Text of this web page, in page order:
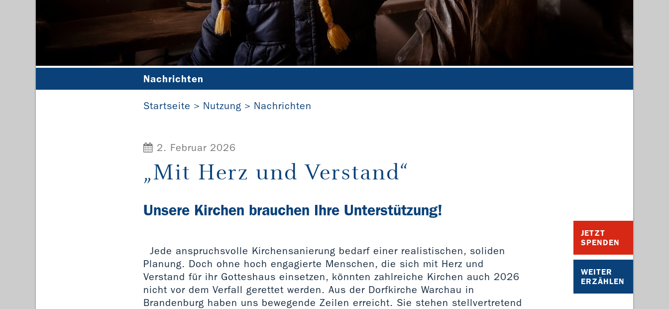
Auf Tuchfühlung beim ehrenamtlichen Arbeitseinsatz in der Dorfkirche Warchau
JETZT
SPENDEN
WEITER
ERZÄHLEN
Nachrichten
Startseite Nutzung Nachrichten
2. Februar 2026
„Mit Herz und Verstand“
Unsere Kirchen brauchen Ihre Unterstützung!
Jede anspruchsvolle Kirchensanierung bedarf einer realistischen, soliden
Planung. Doch ohne hoch engagierte Menschen, die sich mit Herz und
Verstand für ihr Gotteshaus einsetzen, könnten zahlreiche Kirchen auch 2026
nicht vor dem Verfall gerettet werden. Aus der Dorfkirche Warchau in
Brandenburg haben uns bewegende Zeilen erreicht. Sie stehen stellvertretend